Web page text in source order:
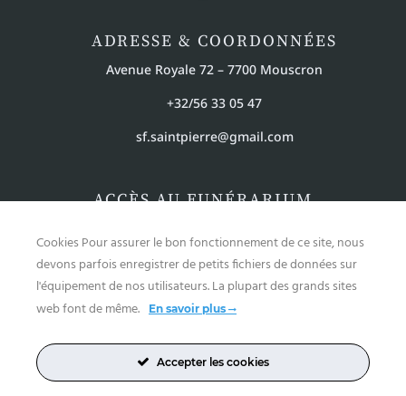
ADRESSE & COORDONNÉES
Avenue Royale 72 – 7700 Mouscron
+32/56 33 05 47
sf.saintpierre@gmail.com
ACCÈS AU FUNÉRARIUM
Le samedi de 09h00 à 17h
Politique de confidentialité
Cookies Pour assurer le bon fonctionnement de ce site, nous
devons parfois enregistrer de petits fichiers de données sur
l'équipement de nos utilisateurs. La plupart des grands sites
web font de même.
En savoir plus
Accepter les cookies